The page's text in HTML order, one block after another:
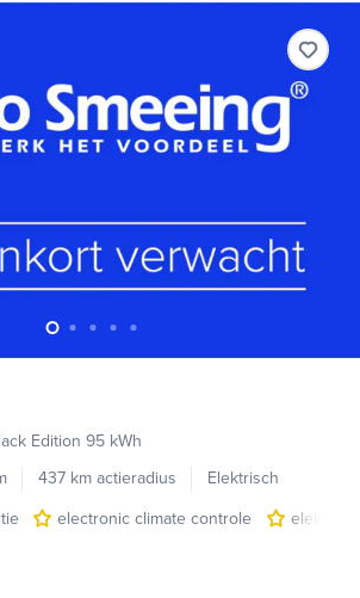
Edition 95 kWh
437 km actieradius
Elektrisch
electronic climate controle